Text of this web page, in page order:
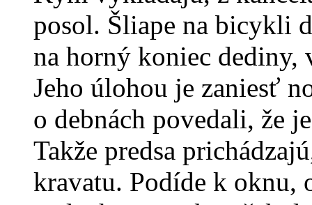
posol. Šliape na bicykli
na horný koniec dediny,
Jeho úlohou je zaniesť
o debnách povedali, že
Takže predsa
kravatu. Podíde k oknu,